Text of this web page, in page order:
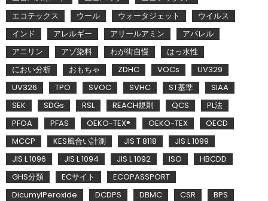
エコテックス
ウール ウォータジェット
ウイルス
インド
アレルギー アリールアミン
アパレル
アニリン
アゾ染料 わが街自慢
はっ水性
におい分析
おもちゃ ZDHC VOCs
UV329
UV326
TPO SVOC SVHC ST基準
SIAA
SEK
SDGs RSL REACH規則 QCS
PL法
PFOA
PFAS OEKO-TEX® OEKO-TEX
OECD
MCCP
KES風合い計測 JIS T 8118
JIS L 1099
JIS L 1096
JIS L 1094 JIS L 1092 ISO
HBCDD
GHS分類
ECサイト
ECOPASSPORT
DicumylPeroxide
DCDPS DBMC CSR
BPS